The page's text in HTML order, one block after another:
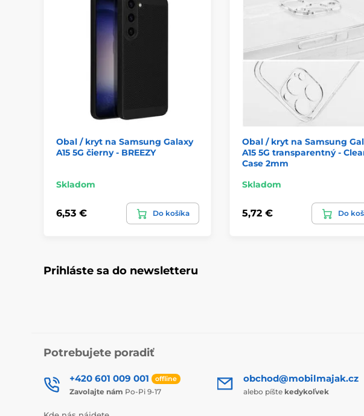
Obal / kryt na Samsung Galaxy
A15 5G čierny - BREEZY
Skladom
6,53 € Do košíka
Obal / kryt na Samsung
A15 5G transparentný -
Case 2mm
Skladom
5,72 € Do
Prihláste sa do newsletteru
Potrebujete poradiť
+420 601 009 001 offline
Zavolajte nám Po-Pi 9-17
obchod@mobilmajak.cz
alebo píšte kedykoľvek